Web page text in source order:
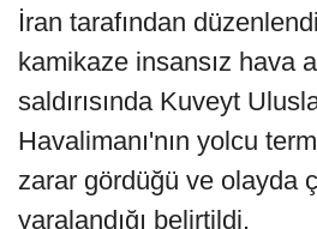
İran tarafından
kamikaze insansız hava
saldırısında Kuveyt
Havalimanı'nın yolcu
zarar gördüğü ve olayda
yaralandığı belirtildi.